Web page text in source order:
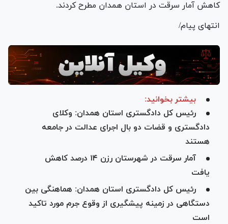
کاهش آمار سرقت در استان همدان مطرح کردند.
انتهای پیام/
بیشتر بخوانید:
رئیس کل دادگستری استان همدان: وکلای
دادگستری و قضات دو بال اجرای عدالت در جامعه
هستند
آمار سرقت در شهرستان رزن ۱۴ درصد کاهش
یافت
رئیس کل دادگستری استان همدان: هماهنگی بین
دستگاهی در زمینه پیشگیری از وقوع جرم مورد تاکید
است